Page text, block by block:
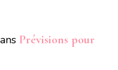
Prévisions pour